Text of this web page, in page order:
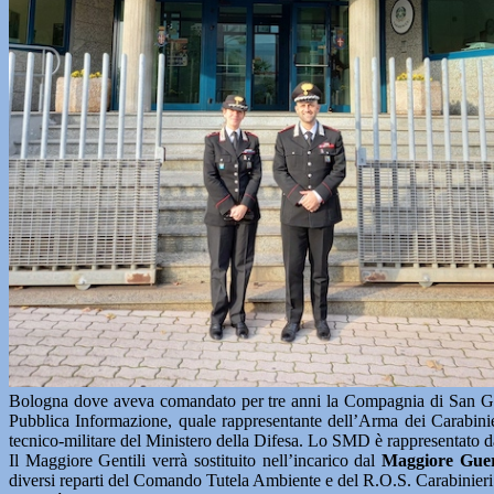
Bologna dove aveva comandato per tre anni la Compagnia di San
Pubblica Informazione, quale rappresentante dell’Arma dei
tecnico-militare del Ministero della Difesa. Lo SMD è rappresentato
Il Maggiore Gentili verrà sostituito nell’incarico dalMaggiore
diversi reparti del Comando Tutela Ambiente e del R.O.S.